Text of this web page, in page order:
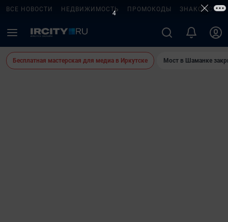
ВСЕ НОВОСТИ НЕДВИЖИМОСТЬ ПРОМОКОДЫ ЗНАКОМСТВА
Бесплатная мастерская для медиа в Иркутске Мост в Шаманке
3